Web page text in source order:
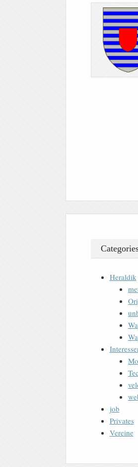
Heraldik
job
Privates
Vereine